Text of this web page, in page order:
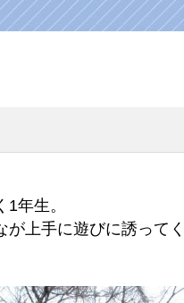
年生。
上手に遊びに誘ってく